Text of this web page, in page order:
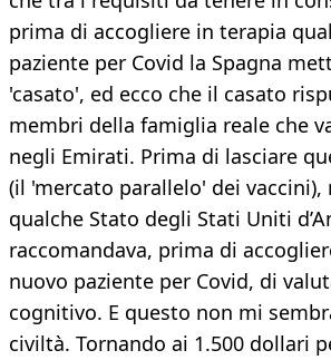
prima di accogliere in terapia
paziente per Covid la Spagna
'casato', ed ecco che il casato
membri della famiglia reale che
negli Emirati. Prima di lasciare
(il 'mercato parallelo' dei vaccini),
qualche Stato degli Stati Uniti
raccomandava, prima di
nuovo paziente per Covid, di
cognitivo. E questo non mi
civiltà. Tornando ai 1.500 dollari